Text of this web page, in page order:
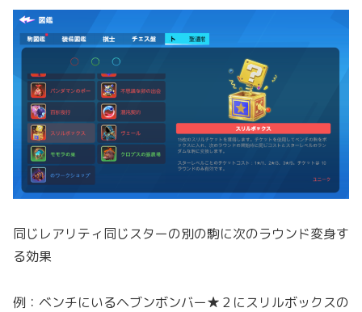
同じレアリティ同じスターの別の駒に次のラウンド変身す
る効果
例：ベンチにいるヘブンボンバー★２にスリルボックスの